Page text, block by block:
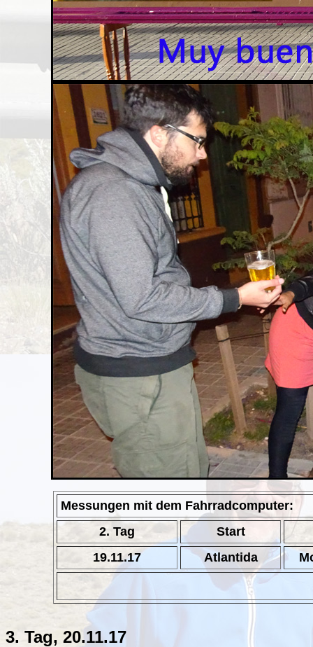
Messungen mit dem Fahrradcomputer:
2. Tag
Start
19.11.17
Atlantida
3. Tag, 20.11.17